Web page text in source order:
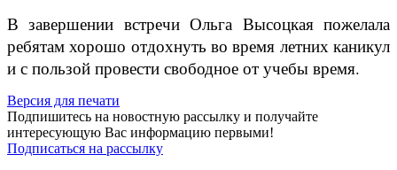
В завершении встречи Ольга Высоцкая пожелала
ребятам хорошо отдохнуть во время летних каникул
и с пользой провести свободное от учебы время.
Версия для печати
Подпишитесь на новостную рассылку и получайте
интересующую Вас информацию первыми!
Подписаться на рассылку